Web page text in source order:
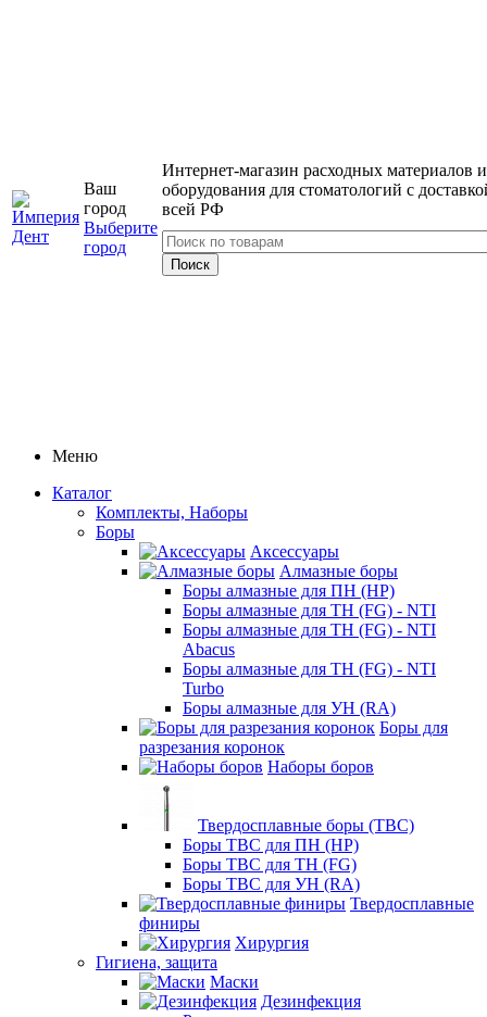
Ваш
город
Выберите
город
Интернет-магазин расходных материалов и
оборудования для стоматологий с
всей РФ
Меню
Каталог
Комплекты, Наборы
Боры
Аксессуары
Алмазные боры
Боры алмазные для ПН (HP)
Боры алмазные для ТН (FG) - NTI
Боры алмазные для ТН (FG) - NTI
Abacus
Боры алмазные для ТН (FG) - NTI
Turbo
Боры алмазные для УН (RA)
Боры для
разрезания коронок
Наборы боров
Твердосплавные боры (ТВС)
Боры ТВС для ПН (HP)
Боры ТВС для ТН (FG)
Боры ТВС для УН (RA)
Твердосплавные
финиры
Хирургия
Гигиена, защита
Маски
Дезинфекция